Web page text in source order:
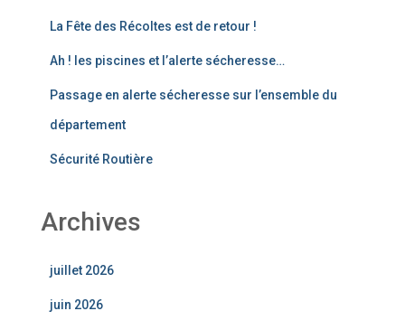
La Fête des Récoltes est de retour !
Ah ! les piscines et l’alerte sécheresse…
Passage en alerte sécheresse sur l’ensemble du
département
Sécurité Routière
Archives
juillet 2026
juin 2026